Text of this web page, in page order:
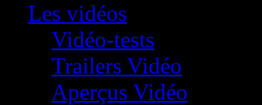
Les vidéos
Vidéo-tests
Trailers Vidéo
Aperçus Vidéo